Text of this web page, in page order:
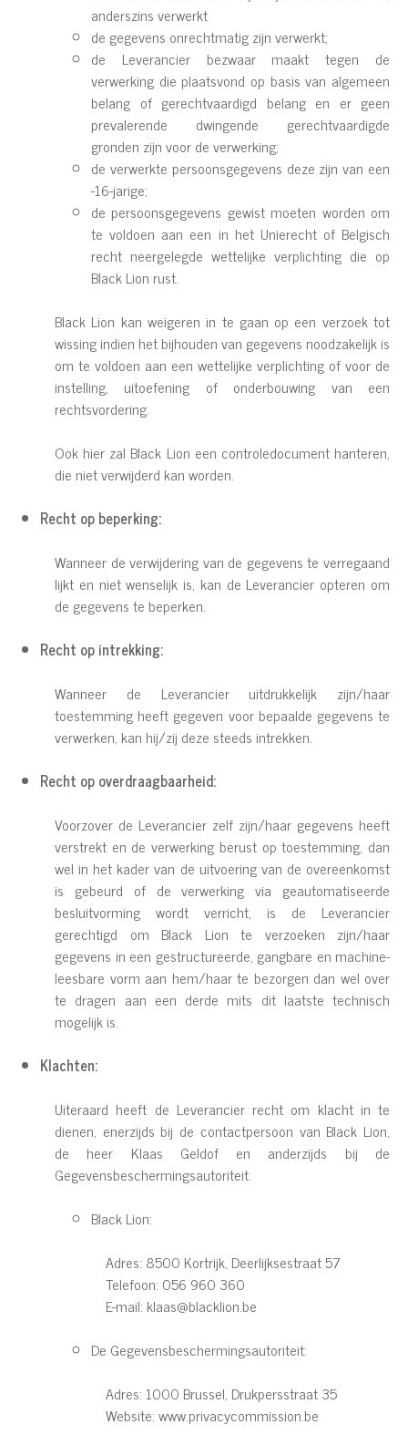
anderszins verwerkt
de gegevens onrechtmatig zijn verwerkt;
de Leverancier bezwaar maakt tegen de
verwerking die plaatsvond op basis van algemeen
belang of gerechtvaardigd belang en er geen
prevalerende dwingende gerechtvaardigde
gronden zijn voor de verwerking;
de verwerkte persoonsgegevens deze zijn van een
-16-jarige;
de persoonsgegevens gewist moeten worden om
te voldoen aan een in het Unierecht of Belgisch
recht neergelegde wettelijke verplichting die op
Black Lion rust.
Black Lion kan weigeren in te gaan op een verzoek tot
wissing indien het bijhouden van gegevens noodzakelijk is
om te voldoen aan een wettelijke verplichting of voor de
instelling, uitoefening of onderbouwing van een
rechtsvordering.
Ook hier zal Black Lion een controledocument hanteren,
die niet verwijderd kan worden.
Recht op beperking:
Wanneer de verwijdering van de gegevens te verregaand
lijkt en niet wenselijk is, kan de Leverancier opteren om
de gegevens te beperken.
Recht op intrekking:
Wanneer de Leverancier uitdrukkelijk zijn/haar
toestemming heeft gegeven voor bepaalde gegevens te
verwerken, kan hij/zij deze steeds intrekken.
Recht op overdraagbaarheid:
Voorzover de Leverancier zelf zijn/haar gegevens heeft
verstrekt en de verwerking berust op toestemming, dan
wel in het kader van de uitvoering van de overeenkomst
is gebeurd of de verwerking via geautomatiseerde
besluitvorming wordt verricht, is de Leverancier
gerechtigd om Black Lion te verzoeken zijn/haar
gegevens in een gestructureerde, gangbare en machine-
leesbare vorm aan hem/haar te bezorgen dan wel over
te dragen aan een derde mits dit laatste technisch
mogelijk is.
Klachten:
Uiteraard heeft de Leverancier recht om klacht in te
dienen, enerzijds bij de contactpersoon van Black Lion,
de heer Klaas Geldof en anderzijds bij de
Gegevensbeschermingsautoriteit.
Black Lion:
Adres: 8500 Kortrijk, Deerlijksestraat 57
Telefoon: 056 960 360
E-mail: klaas@blacklion.be
De Gegevensbeschermingsautoriteit:
Adres: 1000 Brussel, Drukpersstraat 35
Website:www.privacycommission.be